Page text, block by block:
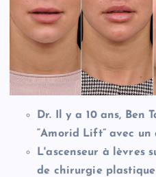
Dr. Il y a 10 ans, Ben
“Amorid Lift” avec
L'ascenseur à lèvres
de chirurgie